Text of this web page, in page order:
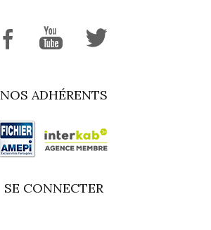
NOS ADHÉRENTS
SE CONNECTER